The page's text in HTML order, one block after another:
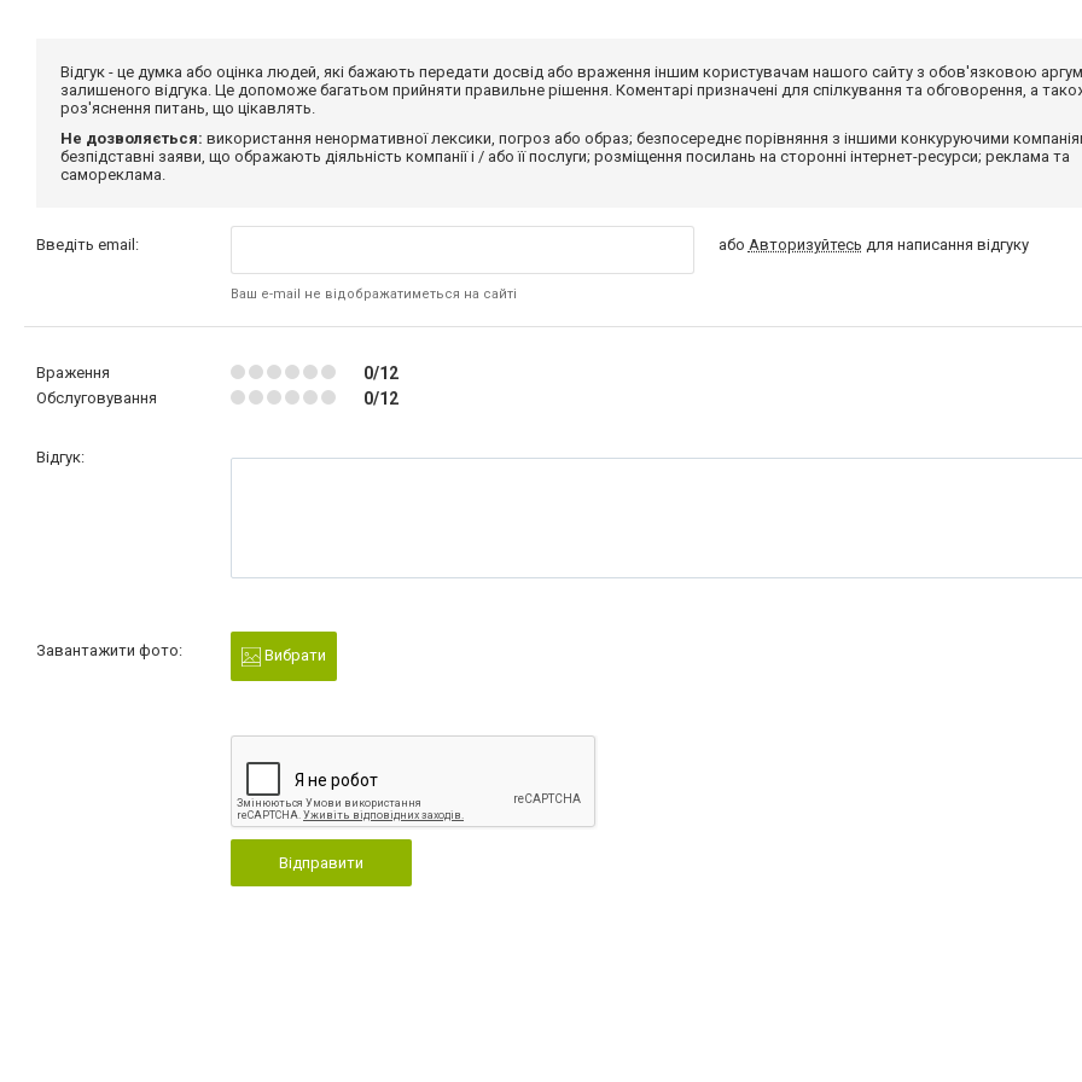
Відгук - це думка або оцінка людей, які бажають передати досвід або враження іншим користувачам нашого сайту з обов'язковою
залишеного відгука. Це допоможе багатьом прийняти правильне рішення. Коментарі призначені для спілкування та обговорення, а
роз'яснення питань, що цікавлять.
Не дозволяється: використання ненормативної лексики, погроз або образ; безпосереднє порівняння з іншими конкуруючими
безпідставні заяви, що ображають діяльність компанії і / або її послуги; розміщення посилань на сторонні інтернет-ресурси; реклама та
самореклама.
Введіть email:
Ваш e-mail не відображатиметься на сайті
або Авторизуйтесь для написання відгуку
Враження 0/12
Обслуговування 0/12
Відгук:
Завантажити фото: Вибрати
Відправити